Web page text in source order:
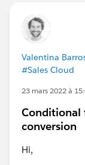
Valentina
#Sales Cloud
23 mars 2022 à
Conditional
conversion
Hi,